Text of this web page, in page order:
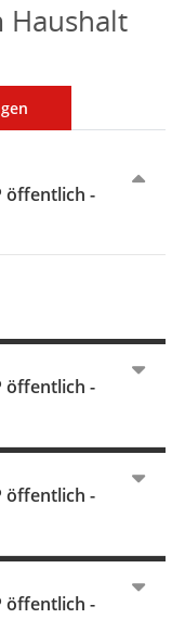
Haushalt